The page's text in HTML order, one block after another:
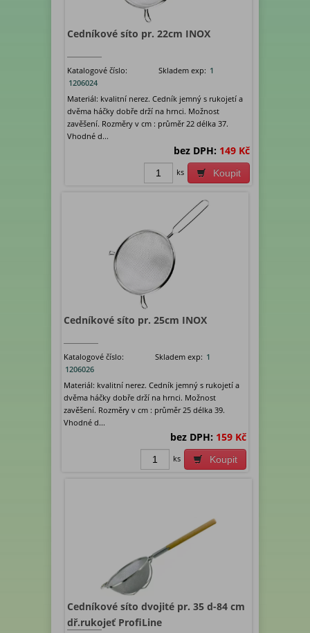
Cedníkové síto pr. 22cm INOX
Katalogové číslo:
1206024
Skladem exp: 1
Materiál: kvalitní nerez. Cedník jemný s rukojetí a
dvěma háčky dobře drží na hrnci. Možnost
zavěšení. Rozměry v cm : průměr 22 délka 37.
Vhodné d...
bez DPH: 149 Kč
Koupit
ks
Cedníkové síto pr. 25cm INOX
Katalogové číslo:
1206026
Skladem exp: 1
Materiál: kvalitní nerez. Cedník jemný s rukojetí a
dvěma háčky dobře drží na hrnci. Možnost
zavěšení. Rozměry v cm : průměr 25 délka 39.
Vhodné d...
bez DPH: 159 Kč
Koupit
ks
Cedníkové síto dvojité pr. 35 d-84 cm
dř.rukojeť ProfiLine